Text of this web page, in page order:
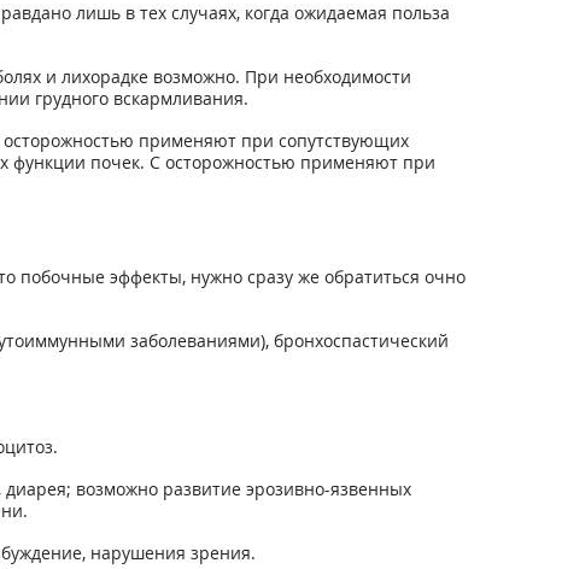
лишь в тех случаях, когда ожидаемая польза
и лихорадке возможно. При необходимости
грудного вскармливания.
применяют при сопутствующих
почек. С осторожностью применяют при
побочные эффекты, нужно сразу же обратиться очно
заболеваниями), бронхоспастический
возможно развитие эрозивно-язвенных
нарушения зрения.